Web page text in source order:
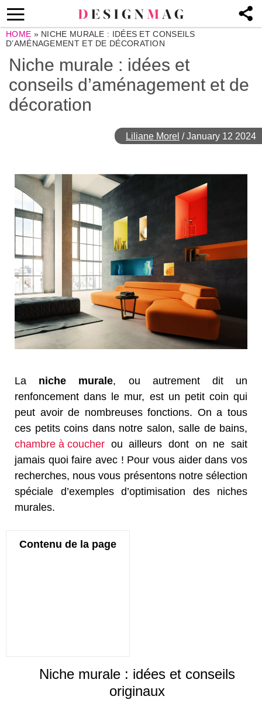
HOME » NICHE MURALE : IDÉES ET CONSEILS
D’AMÉNAGEMENT ET DE DÉCORATION
Niche murale : idées et
conseils d’aménagement et de
décoration
Liliane Morel /January 12 2024
La niche murale, ou autrement dit un
renfoncement dans le mur, est un petit coin qui
peut avoir de nombreuses fonctions. On a tous
ces petits coins dans notre salon, salle de bains,
chambre à coucher ou ailleurs dont on ne sait
jamais quoi faire avec ! Pour vous aider dans vos
recherches, nous vous présentons notre sélection
spéciale d’exemples d’optimisation des niches
murales.
Contenu de la page
Niche murale : idées et conseils
originaux